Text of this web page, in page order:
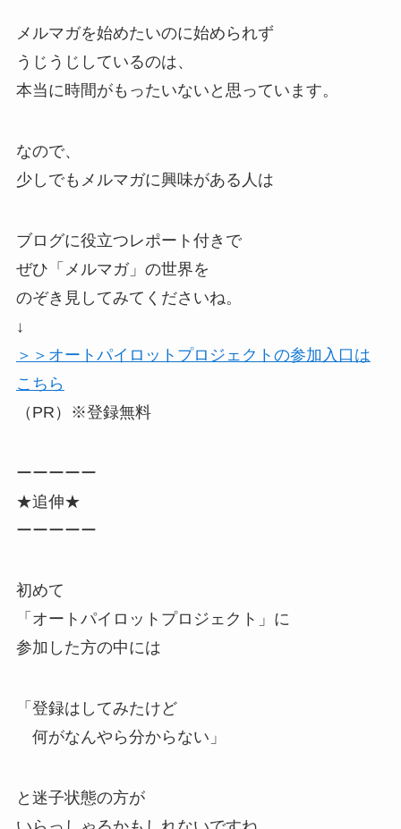
メルマガを始めたいのに始められず
うじうじしているのは、
本当に時間がもったいないと思っています。
なので、
少しでもメルマガに興味がある人は
ブログに役立つレポート付きで
ぜひ「メルマガ」の世界を
のぞき見してみてくださいね。
↓
＞＞オートパイロットプロジェクトの参加入口は
こちら
（PR）※登録無料
ーーーーー
★追伸★
ーーーーー
初めて
「オートパイロットプロジェクト」に
参加した方の中には
「登録はしてみたけど
何がなんやら分からない」
と迷子状態の方が